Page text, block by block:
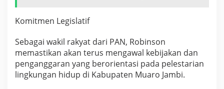
Komitmen Legislatif
Sebagai wakil rakyat dari PAN, Robinson
memastikan akan terus mengawal kebijakan dan
penganggaran yang berorientasi pada pelestarian
lingkungan hidup di Kabupaten Muaro Jambi.